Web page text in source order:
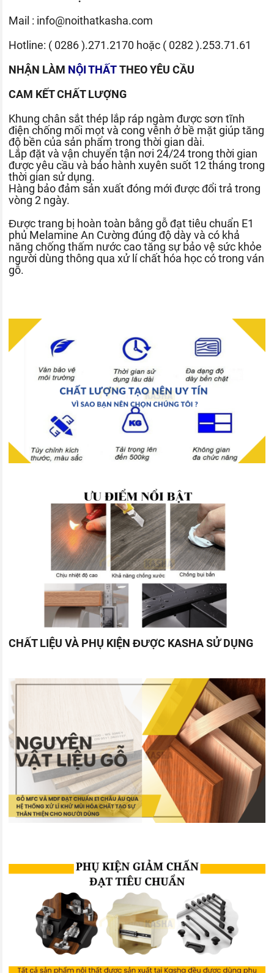
Mail : info@noithatkasha.com
Hotline: ( 0286 ).271.2170 hoặc ( 0282 ).253.71.61
NHẬN LÀM NỘI THẤTTHEO YÊU CẦU
CAM KẾT CHẤT LƯỢNG
Khung chân sắt thép lắp ráp ngàm được sơn tĩnh
điện chống mối mọt và cong vênh ở bề mặt giúp tăng
độ bền của sản phẩm trong thời gian dài.
Lắp đặt và vận chuyển tận nơi 24/24 trong thời gian
được yêu cầu và bảo hành xuyên suốt 12 tháng trong
thời gian sử dụng.
Hàng bảo đảm sản xuất đóng mới được đổi trả trong
vòng 2 ngày.
Được trang bị hoàn toàn bằng gỗ đạt tiêu chuẩn E1
phủ Melamine An Cường đúng độ dày và có khả
năng chống thấm nước cao tăng sự bảo vệ sức khỏe
người dùng thông qua xử lí chất hóa học có trong ván
gỗ.
CHẤT LIỆU VÀ PHỤ KIỆN ĐƯỢC KASHA SỬ DỤNG